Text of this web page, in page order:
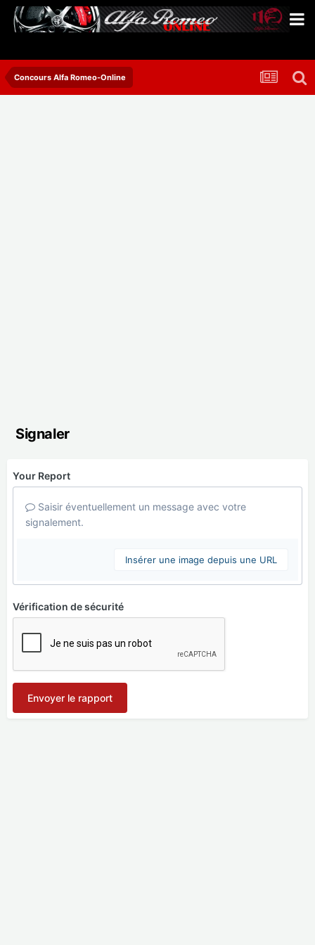
Concours Alfa Romeo-Online
Signaler
Your Report
Saisir éventuellement un message avec votre
signalement.
Insérer une image depuis une URL
Vérification de sécurité
Envoyer le rapport